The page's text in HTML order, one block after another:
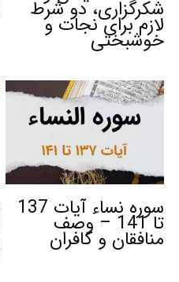
شکرگزاری، دو شرط
لازم برای نجات و
خوشبختی
سوره نساء آیات 137
تا 141 – وصف
منافقان و کافران